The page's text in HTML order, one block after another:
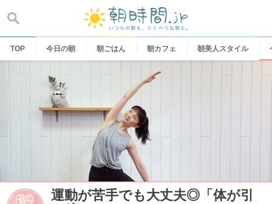
content
TOP 今日の朝 朝ごはん 朝カフェ 朝美人スタイル
運動が苦手でも大丈夫◎「体が引